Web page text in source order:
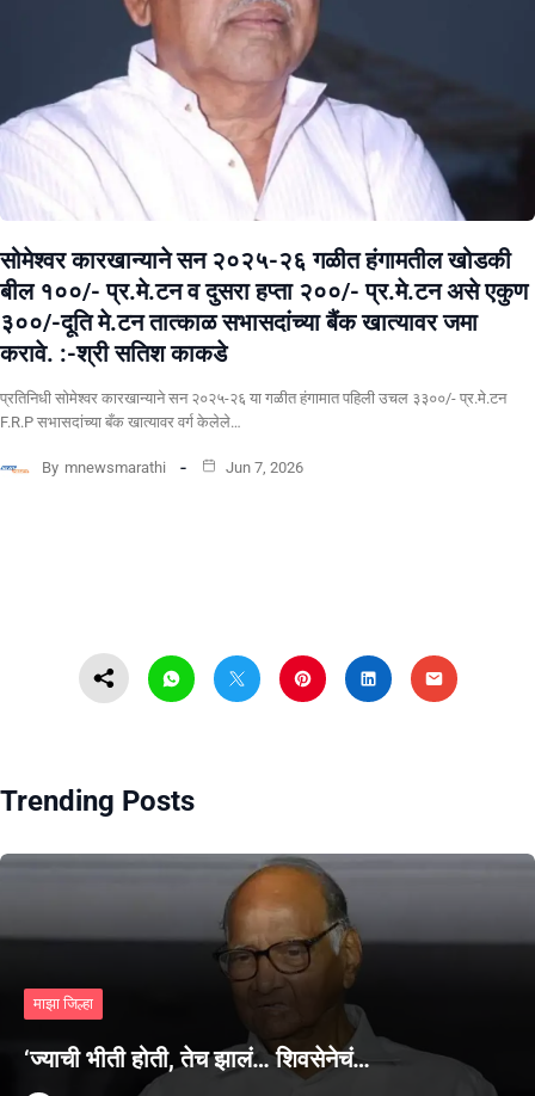
सोमेश्वर कारखान्याने सन २०२५-२६ गळीत हंगामतील खोडकी
बील १००/- प्र.मे.टन व दुसरा हप्ता २००/- प्र.मे.टन असे एकुण
३००/-दूति मे.टन तात्काळ सभासदांच्या बैंक खात्यावर जमा
करावे. :-श्री सतिश काकडे
प्रतिनिधी सोमेश्वर कारखान्याने सन २०२५-२६ या गळीत हंगामात पहिली उचल ३३००/- प्र.मे.टन
F.R.P सभासदांच्या बँक खात्यावर वर्ग केलेले…
By mnewsmarathi Jun 7, 2026
Trending Posts
माझा जिल्हा
‘ज्याची भीती होती, तेच झालं… शिवसेनेचं…